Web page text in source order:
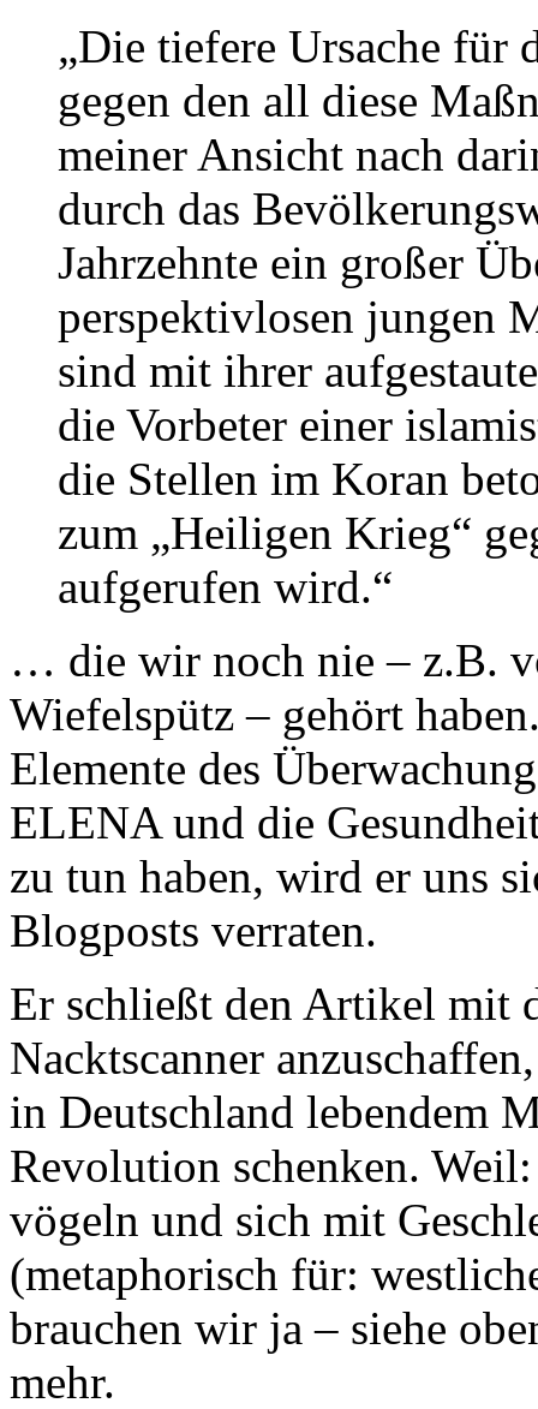
„Die tiefere Ursache für
gegen den all diese
meiner Ansicht nach
durch das
Jahrzehnte ein großer
perspektivlosen jungen
sind mit ihrer
die Vorbeter einer
die Stellen im Koran
zum „Heiligen Krieg“
aufgerufen wird.“
… die wir noch nie – z.B.
Wiefelspütz – gehört
Elemente des
ELENA und die
zu tun haben, wird er uns
Blogposts verraten.
Er schließt den Artikel mit
Nacktscanner
in Deutschland lebendem
Revolution schenken.
vögeln und sich mit
(metaphorisch für:
brauchen wir ja – siehe
mehr.